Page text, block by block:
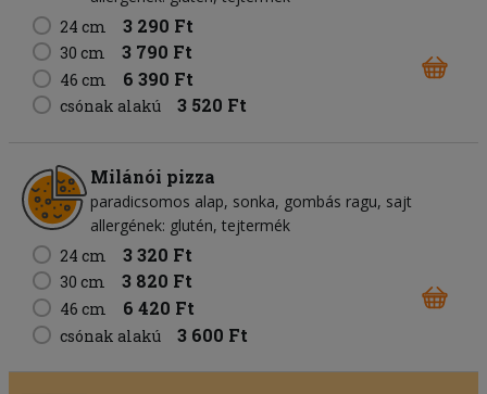
24 cm
3 290 Ft
30 cm 3 790 Ft
46 cm 6 390 Ft
csónak alakú 3 520 Ft
Milánói pizza
paradicsomos alap sonka gombás ragu sajt
allergének: glutén, tejtermék
24 cm
3 320 Ft
30 cm 3 820 Ft
46 cm 6 420 Ft
csónak alakú 3 600 Ft